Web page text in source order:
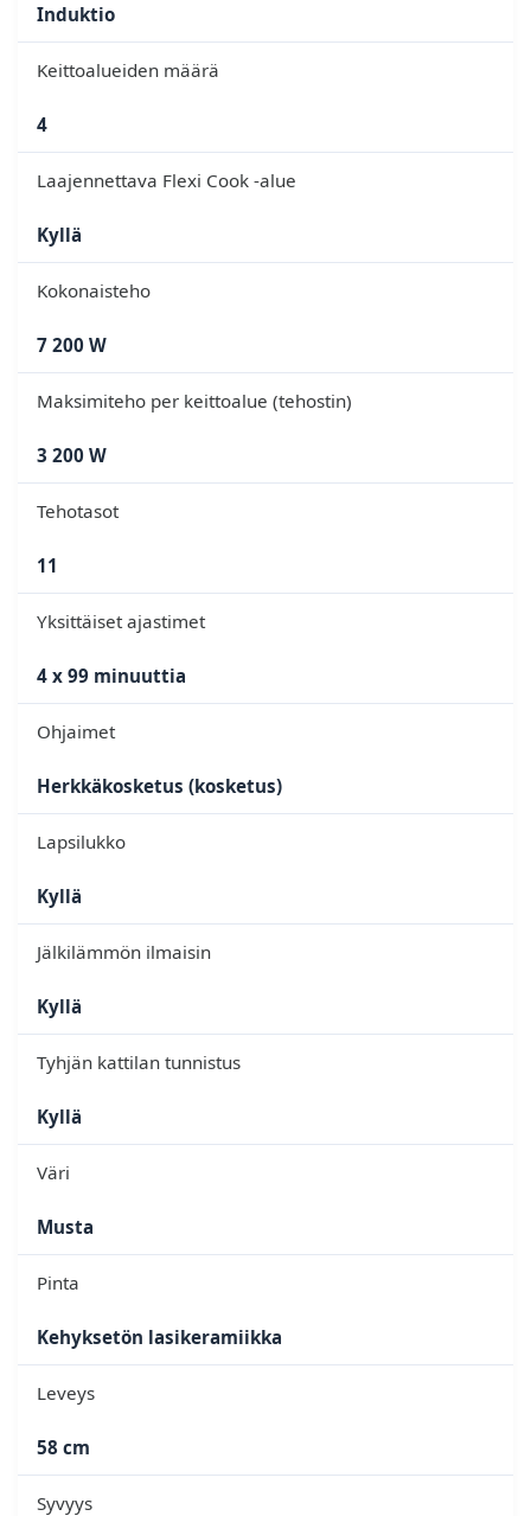
Induktio
Keittoalueiden määrä
4
Laajennettava Flexi Cook -alue
Kyllä
Kokonaisteho
7 200 W
Maksimiteho per keittoalue (tehostin)
3 200 W
Tehotasot
11
Yksittäiset ajastimet
4 x 99 minuuttia
Ohjaimet
Herkkäkosketus (kosketus)
Lapsilukko
Kyllä
Jälkilämmön ilmaisin
Kyllä
Tyhjän kattilan tunnistus
Kyllä
Väri
Musta
Pinta
Kehyksetön lasikeramiikka
Leveys
58 cm
Syvyys